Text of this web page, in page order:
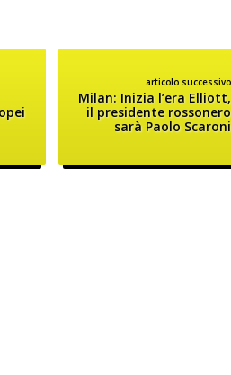
articolo successivo
Milan: Inizia l’era Elliott,
il presidente rossonero
sarà Paolo Scaroni